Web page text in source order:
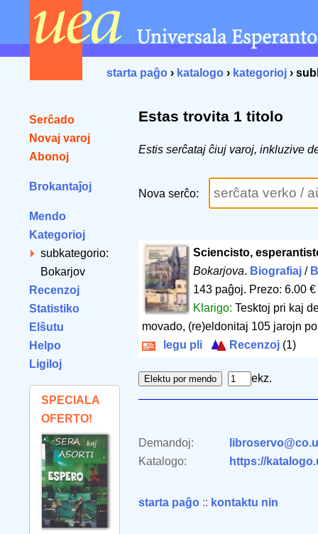
starta paĝo › katalogo › kategorioj ›
Serĉado
Novaj varoj
Abonoj
Brokantaĵoj
Mendo
Kategorioj
subkategorio:
Bokarjov
Recenzoj
Statistiko
Elŝutu
Helpo
Ligiloj
SPECIALA
OFERTO!
Estas trovita 1 titolo
Estis serĉataj ĉiuj varoj, inkluzive
Nova serĉo:
Sciencisto,
Bokarjova. Biografiaj /
143 paĝoj. Prezo: 6.00 €
Klarigo:Tesktoj pri kaj
movado, (re)eldonitaj 105 jarojn
legu pli
Recenzoj (1)
ekz.
Demandoj:
Katalogo:
https://
starta paĝo :: kontaktu nin